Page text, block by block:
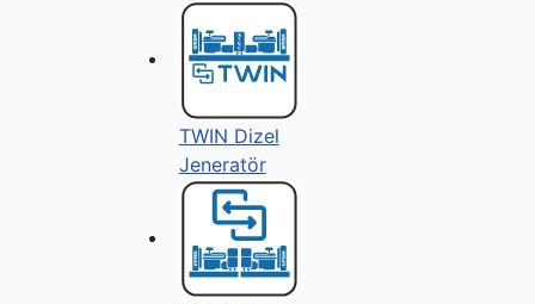
TWIN Dizel
Jeneratör